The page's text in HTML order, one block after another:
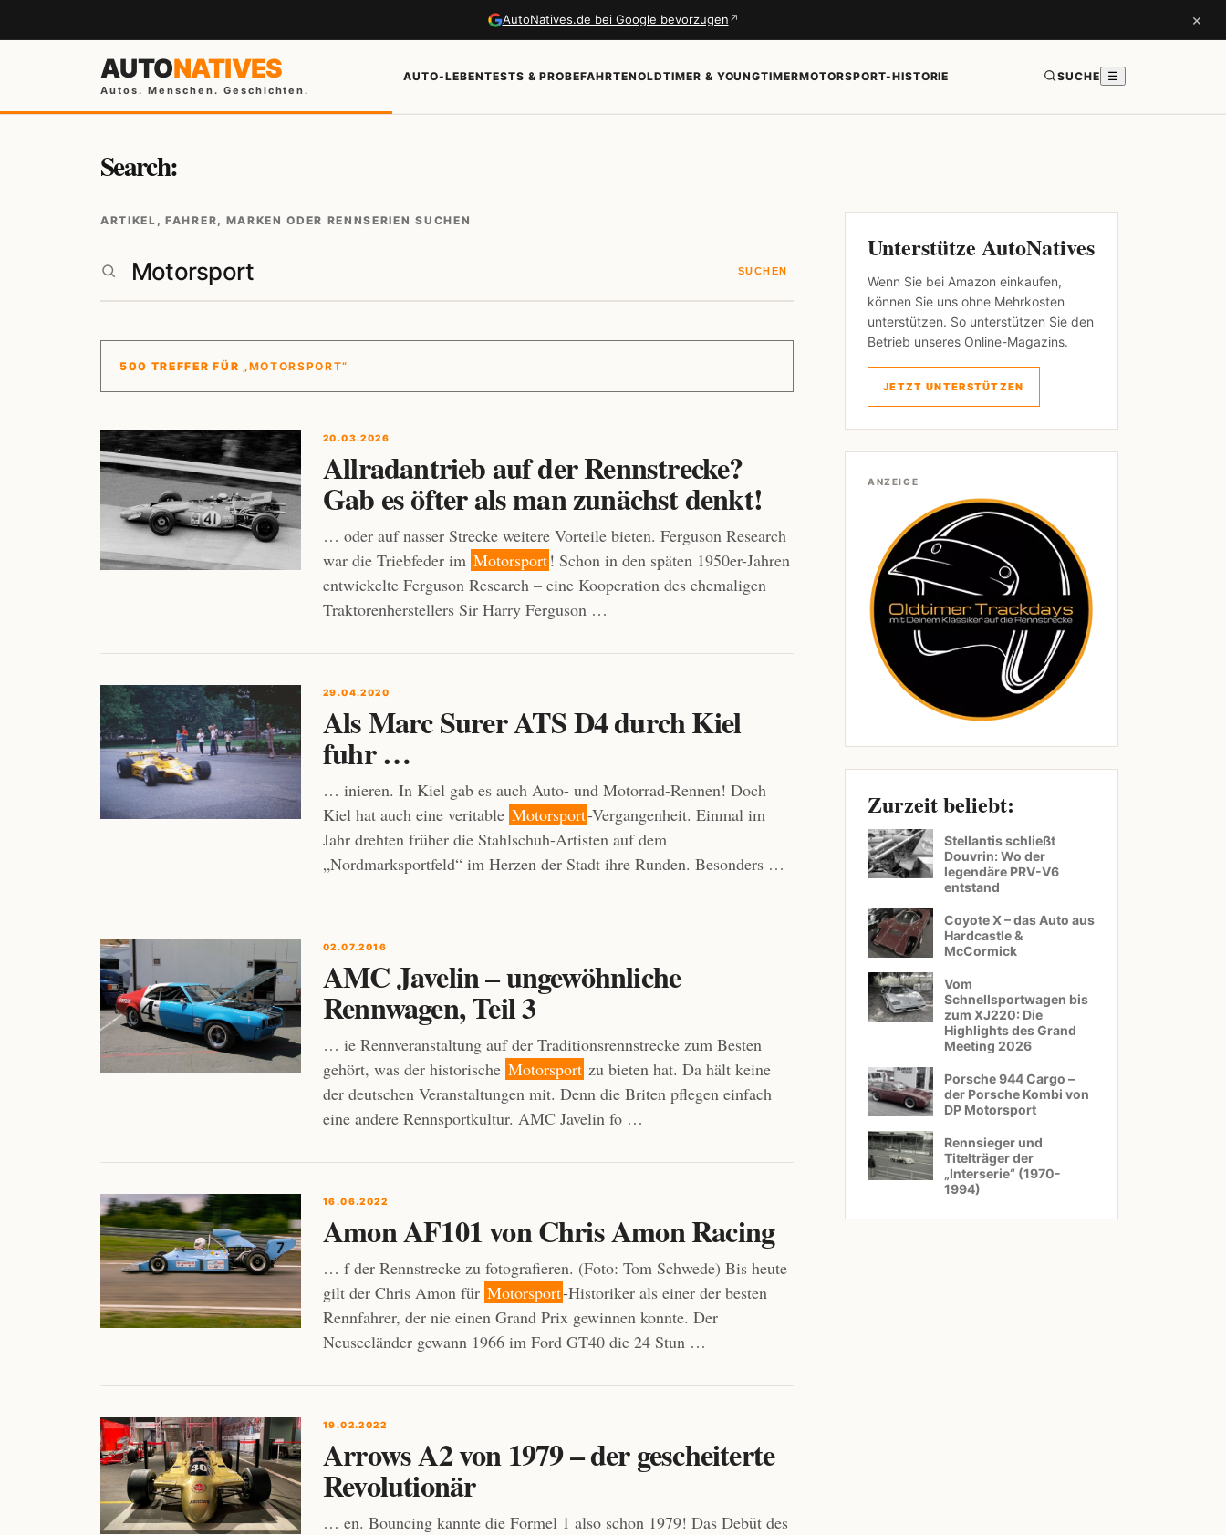
AutoNatives.de bei Google bevorzugen ↗ ×
AUTONATIVES
Autos. Menschen. Geschichten.
AUTO-LEBENTESTS & PROBEFAHRTENOLDTIMER & YOUNGTIMERMOTORSPORT-HISTORIE SUCHE ☰
Search:
ARTIKEL, FAHRER, MARKEN ODER RENNSERIEN SUCHEN
SUCHEN
500 TREFFER FÜR „MOTORSPORT“
20.03.2026
Allradantrieb auf der Rennstrecke?
Gab es öfter als man zunächst denkt!
… oder auf nasser Strecke weitere Vorteile bieten. Ferguson Research
war die Triebfeder im Motorsport! Schon in den späten 1950er-Jahren
entwickelte Ferguson Research – eine Kooperation des ehemaligen
Traktorenherstellers Sir Harry Ferguson …
29.04.2020
Als Marc Surer ATS D4 durch Kiel
fuhr …
… inieren. In Kiel gab es auch Auto- und Motorrad-Rennen! Doch
Kiel hat auch eine veritable Motorsport-Vergangenheit. Einmal im
Jahr drehten früher die Stahlschuh-Artisten auf dem
„Nordmarksportfeld“ im Herzen der Stadt ihre Runden. Besonders …
02.07.2016
AMC Javelin – ungewöhnliche
Rennwagen, Teil 3
… ie Rennveranstaltung auf der Traditionsrennstrecke zum Besten
gehört, was der historische Motorsport zu bieten hat. Da hält keine
der deutschen Veranstaltungen mit. Denn die Briten pflegen einfach
eine andere Rennsportkultur. AMC Javelin fo …
16.06.2022
Amon AF101 von Chris Amon Racing
… f der Rennstrecke zu fotografieren. (Foto: Tom Schwede) Bis heute
gilt der Chris Amon für Motorsport-Historiker als einer der besten
Rennfahrer, der nie einen Grand Prix gewinnen konnte. Der
Neuseeländer gewann 1966 im Ford GT40 die 24 Stun …
19.02.2022
Arrows A2 von 1979 – der gescheiterte
Revolutionär
… en. Bouncing kannte die Formel 1 also schon 1979! Das Debüt des
Unterstütze AutoNatives
Wenn Sie bei Amazon einkaufen,
können Sie uns ohne Mehrkosten
unterstützen. So unterstützen Sie den
Betrieb unseres Online-Magazins.
JETZT UNTERSTÜTZEN
ANZEIGE
Zurzeit beliebt:
Stellantis schließt
Douvrin: Wo der
legendäre PRV-V6
entstand
Coyote X – das Auto aus
Hardcastle &
McCormick
Vom
Schnellsportwagen bis
zum XJ220: Die
Highlights des Grand
Meeting 2026
Porsche 944 Cargo –
der Porsche Kombi von
DP Motorsport
Rennsieger und
Titelträger der
„Interserie“ (1970-
1994)